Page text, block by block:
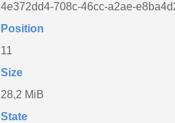
4e372dd4-708c-46cc-a2ae-
Position
11
Size
28,2 MiB
State